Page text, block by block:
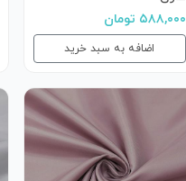
۵۸۸,۰۰۰ تومان
اضافه به سبد خرید